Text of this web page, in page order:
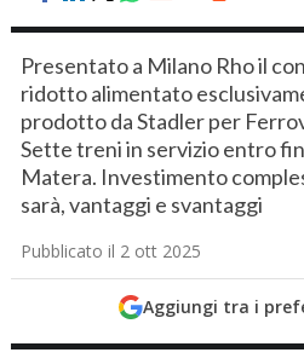
Presentato a Milano Rho il
ridotto alimentato
prodotto da Stadler per
Sette treni in servizio entro
Matera. Investimento
sarà, vantaggi e svantaggi
Pubblicato il 2 ott 2025
Aggiungi tra i